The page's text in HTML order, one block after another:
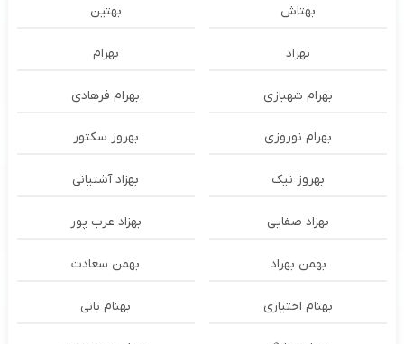
بهتاش بهتین
بهراد بهرام
بهرام شهبازی بهرام فرهادی
بهرام نوروزی بهروز سکتور
بهروز نیک بهزاد آشتیانی
بهزاد صفایی بهزاد عرب پور
بهمن بهراد بهمن سعادت
بهنام اختیاری بهنام بانی